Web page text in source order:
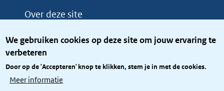
We gebruiken cookies op deze site om jouw ervaring te
verbeteren
Door op de 'Accepteren' knop te klikken, stem je in met de cookies.
Meer informatie
Over deze site
Privacy
Toegang site openbaar
Toegankelijkheid